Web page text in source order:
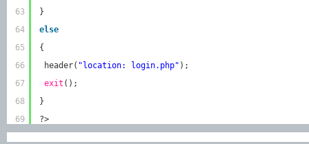
63
64
65
66
67
68
69
}
else
{
header( "location: login.php" );
exit ();
}